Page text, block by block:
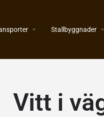
Stallbyggnader
Vitt i